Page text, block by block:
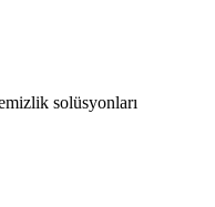
solüsyonları